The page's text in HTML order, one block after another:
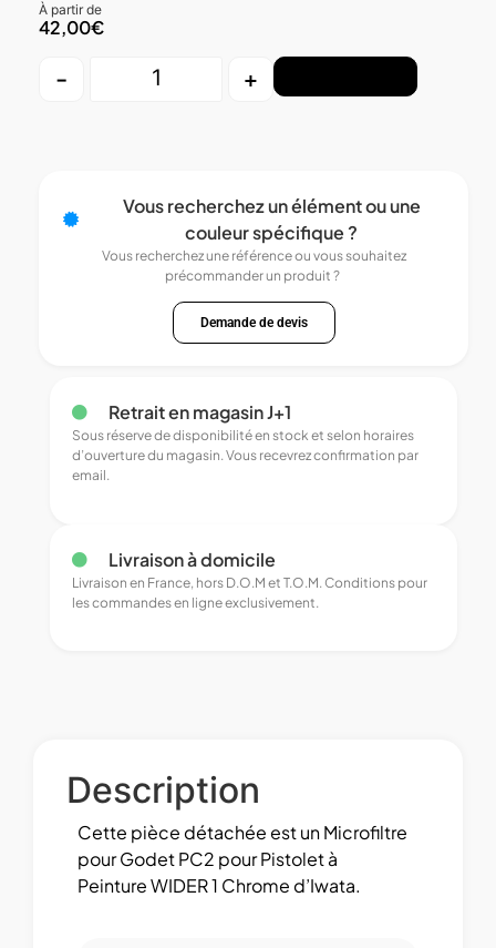
À partir de
42,00€
- +
Vous recherchez un élément ou une
couleur spécifique ?
Vous recherchez une référence ou vous souhaitez
précommander un produit ?
Demande de devis
Retrait en magasin J+1
Sous réserve de disponibilité en stock et selon horaires
d’ouverture du magasin. Vous recevrez confirmation par
email.
Livraison à domicile
Livraison en France, hors D.O.M et T.O.M. Conditions pour
les commandes en ligne exclusivement.
Description
Cette pièce détachée est un Microfiltre
pour Godet PC2 pour Pistolet à
Peinture WIDER 1 Chrome d’Iwata.